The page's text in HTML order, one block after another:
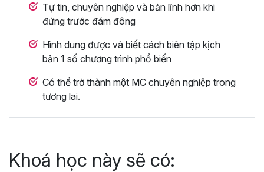
Tự tin, chuyên nghiệp và bản lĩnh hơn khi
đứng trước đám đông
Hình dung được và biết cách biên tập kịch
bản 1 số chương trình phổ biến
Có thể trở thành một MC chuyên nghiệp trong
tương lai.
Khoá học này sẽ có: